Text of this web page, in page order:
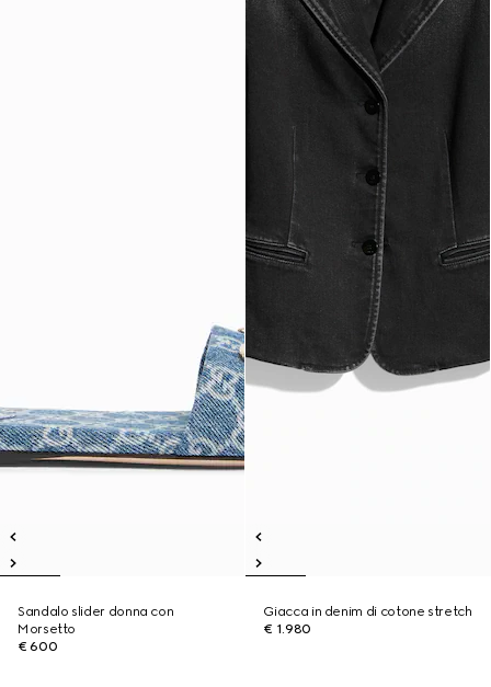
Sandalo slider donna con
Morsetto
€ 600
Giacca in denim di cotone stretch
€ 1.980